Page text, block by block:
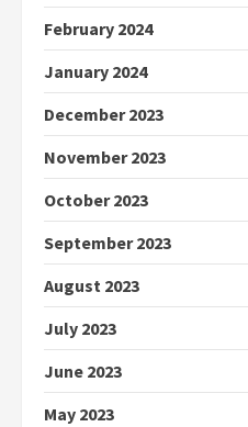
February 2024
January 2024
December 2023
November 2023
October 2023
September 2023
August 2023
July 2023
June 2023
May 2023